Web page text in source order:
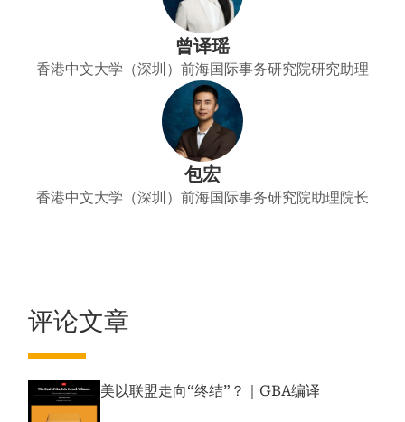
曾译瑶
香港中文大学（深圳）前海国际事务研究院研究助理
包宏
香港中文大学（深圳）前海国际事务研究院助理院长
评论文章
美以联盟走向“终结”？｜GBA编译